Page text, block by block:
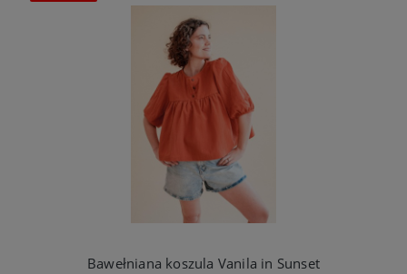
Bawełniana koszula Vanila in Sunset